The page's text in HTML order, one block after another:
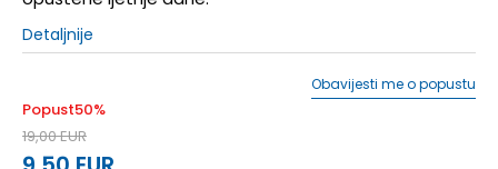
Detaljnije
Popust50%
19,00EUR
Obavijesti me o popustu